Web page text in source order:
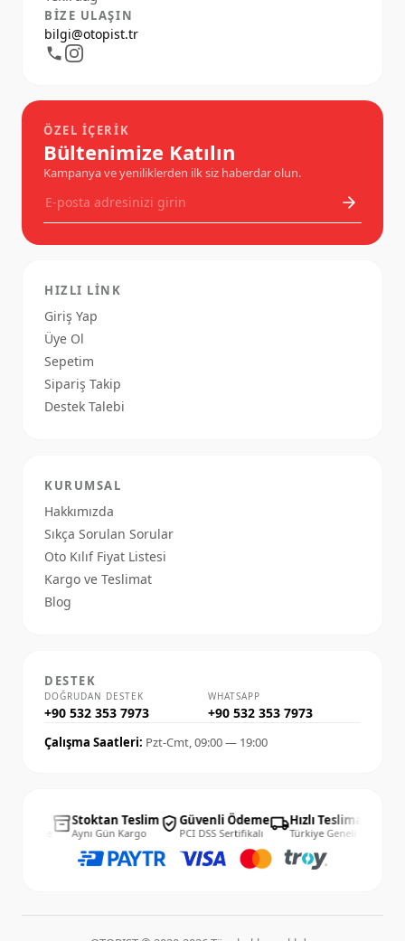
BIZE ULAŞIN
bilgi@otopist.tr
ÖZEL İÇERIK
Bültenimize Katılın
Kampanya ve yeniliklerden ilk siz haberdar olun.
HIZLI LINK
Giriş Yap
Üye Ol
Sepetim
Sipariş Takip
Destek Talebi
KURUMSAL
Hakkımızda
Sıkça Sorulan Sorular
Oto Kılıf Fiyat Listesi
Kargo ve Teslimat
Blog
DESTEK
DOĞRUDAN DESTEK
+90 532 353 7973
WHATSAPP
+90 532 353 7973
Çalışma Saatleri: Pzt-Cmt, 09:00 — 19:00
inventory_2Stoktan Teslim
Aynı Gün Kargo verified_userGüvenli Ödeme
PCI DSS Sertifikalı local_shippingHızlı Teslimat
Türkiye Geneli